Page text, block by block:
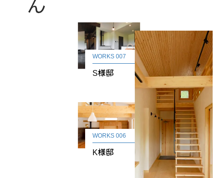
WORKS 007
S様邸
WORKS 006
K様邸